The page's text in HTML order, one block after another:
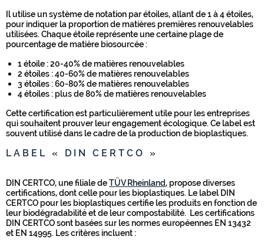
Il utilise un système de notation par étoiles, allant de 1 à 4 étoiles,
pour indiquer la proportion de matières premières renouvelables
utilisées. Chaque étoile représente une certaine plage de
pourcentage de matière biosourcée :
1 étoile : 20-40% de matières renouvelables
2 étoiles : 40-60% de matières renouvelables
3 étoiles : 60-80% de matières renouvelables
4 étoiles : plus de 80% de matières renouvelables
Cette certification est particulièrement utile pour les entreprises
qui souhaitent prouver leur engagement écologique. Ce label est
souvent utilisé dans le cadre de la production de bioplastiques.
LABEL « DIN CERTCO »
DIN CERTCO, une filiale deTÜV Rheinland, propose diverses
certifications, dont celle pour les bioplastiques. Le label DIN
CERTCO pour les bioplastiques certifie les produits en fonction de
leur biodégradabilité et de leur compostabilité. Les certifications
DIN CERTCO sont basées sur les normes européennes EN 13432
et EN 14995. Les critères incluent :